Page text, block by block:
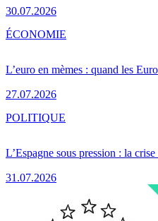
30.07.2026
L’euro en mèmes : quand les
27.07.2026
ÉCONOMIE
L’Espagne sous pression : la
31.07.2026
POLITIQUE